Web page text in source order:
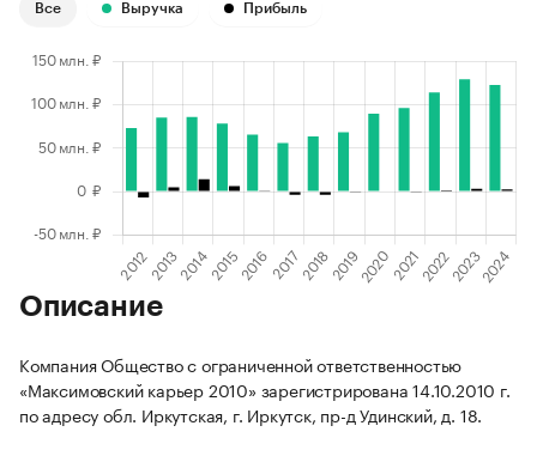
Все Выручка Прибыль
Описание
Компания Общество с ограниченной ответственностью
«Максимовский карьер 2010» зарегистрирована 14.10.2010 г.
по адресу обл. Иркутская, г. Иркутск, пр-д Удинский, д. 18.